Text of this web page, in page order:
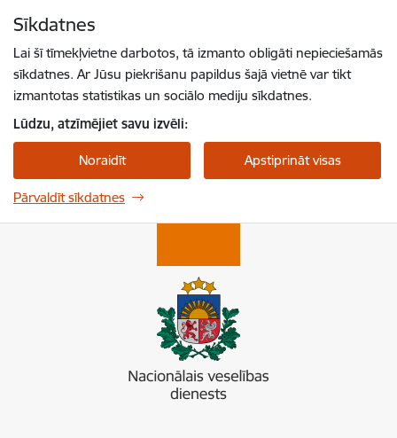
Sīkdatnes
Lai šī tīmekļvietne darbotos, tā izmanto obligāti nepieciešamās
sīkdatnes. Ar Jūsu piekrišanu papildus šajā vietnē var tikt
izmantotas statistikas un sociālo mediju sīkdatnes.
Lūdzu, atzīmējiet savu izvēli:
Noraidīt Apstiprināt visas
Pārvaldīt sīkdatnes